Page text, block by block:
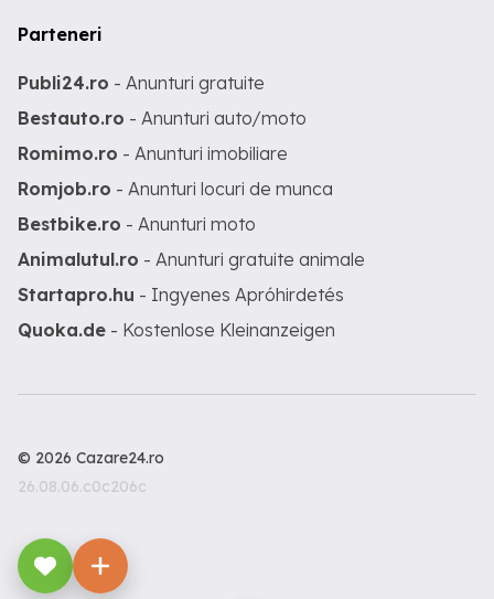
Parteneri
Publi24.ro - Anunturi gratuite
Bestauto.ro - Anunturi auto/moto
Romimo.ro - Anunturi imobiliare
Romjob.ro - Anunturi locuri de munca
Bestbike.ro - Anunturi moto
Animalutul.ro - Anunturi gratuite animale
Startapro.hu - Ingyenes Apróhirdetés
Quoka.de - Kostenlose Kleinanzeigen
© 2026 Cazare24.ro
26.08.06.c0c206c